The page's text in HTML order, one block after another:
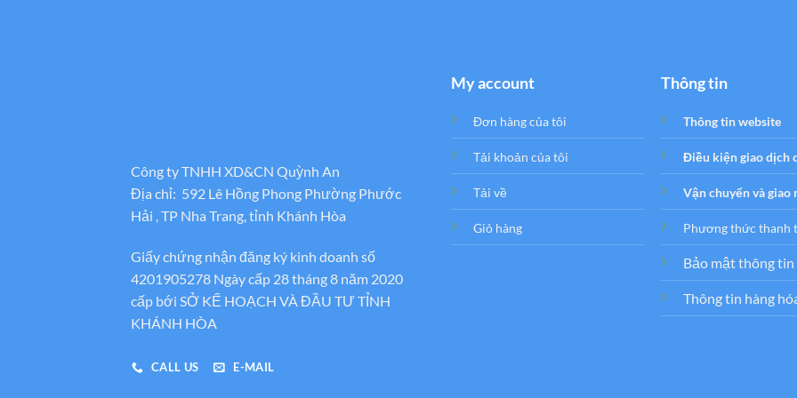
Công ty TNHH XD&CN Quỳnh An
Địa chỉ: 592 Lê Hồng Phong Phường Phước
Hải , TP Nha Trang, tỉnh Khánh Hòa
Giấy chứng nhận đăng ký kinh doanh số
4201905278 Ngày cấp 28 tháng 8 năm 2020
cấp bới SỞ KẾ HOẠCH VÀ ĐẦU TƯ TỈNH
KHÁNH HÒA
CALL US E-MAIL
My account
Đơn hàng của tôi
Tải khoản của tôi
Tải về
Giỏ hàng
Thông tin
Thông tin website
Điều kiện giao dịch
Vận chuyển và giao
Phương thức thanh
Bảo mật thông tin
Thông tin hàng